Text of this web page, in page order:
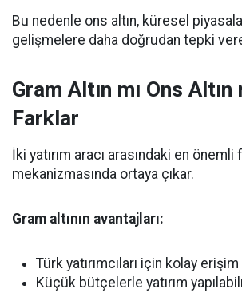
Bu nedenle ons altın, küresel
gelişmelere daha doğrudan tepki
Gram Altın mı Ons Altın
Farklar
İki yatırım aracı arasındaki en
mekanizmasında ortaya çıkar.
Gram altının avantajları:
Türk yatırımcıları için kolay erişim
Küçük bütçelerle yatırım